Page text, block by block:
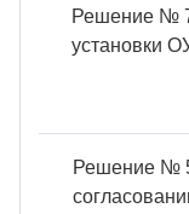
Решение №
установки
Решение №